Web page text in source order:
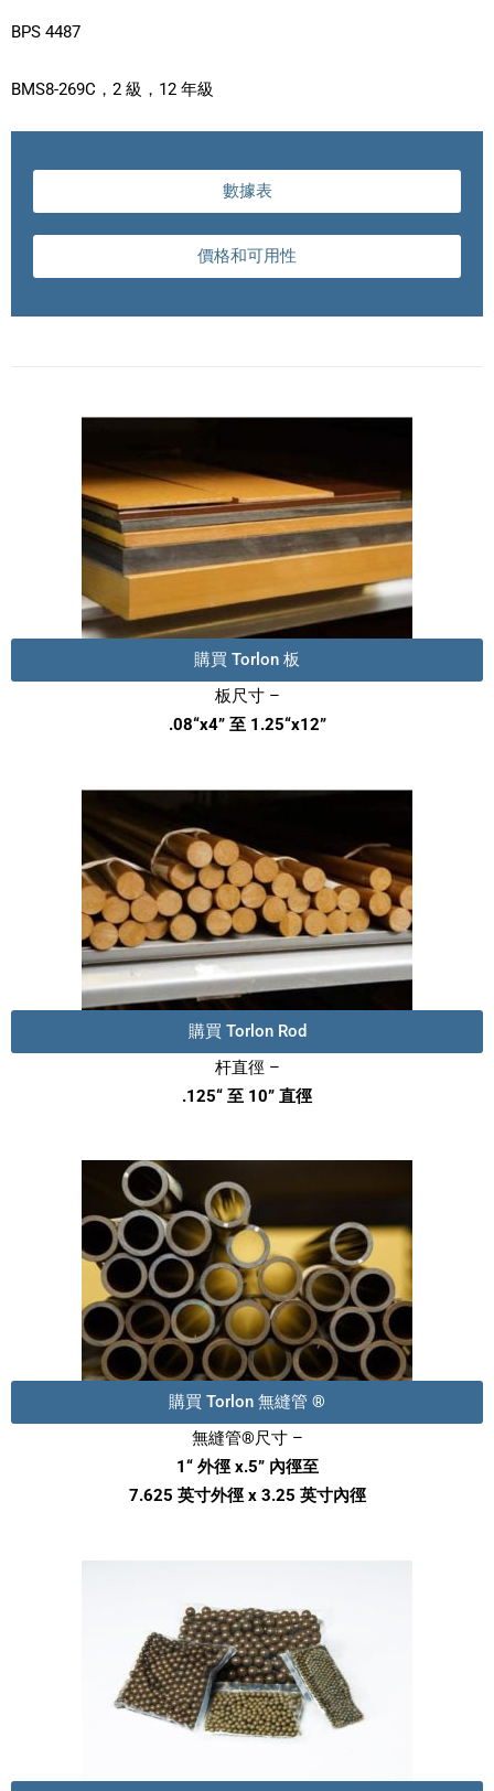
BPS 4487
BMS8-269C，2 級，12 年級
數據表
價格和可用性
購買 Torlon 板
板尺寸 –
.08“x4” 至 1.25“x12”
購買 Torlon Rod
杆直徑 –
.125“ 至 10” 直徑
購買 Torlon 無縫管 ®
無縫管®尺寸 –
1“ 外徑 x.5” 內徑至
7.625 英寸外徑 x 3.25 英寸內徑